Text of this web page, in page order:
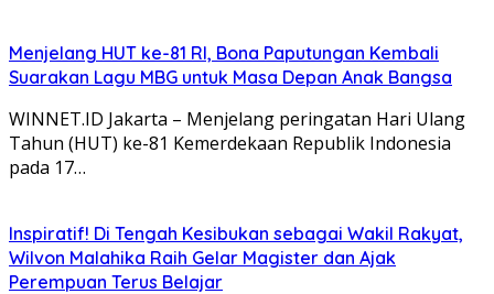
Menjelang HUT ke-81 RI, Bona Paputungan Kembali
Suarakan Lagu MBG untuk Masa Depan Anak Bangsa
WINNET.ID Jakarta – Menjelang peringatan Hari Ulang
Tahun (HUT) ke-81 Kemerdekaan Republik Indonesia
pada 17…
Inspiratif! Di Tengah Kesibukan sebagai Wakil Rakyat,
Wilvon Malahika Raih Gelar Magister dan Ajak
Perempuan Terus Belajar